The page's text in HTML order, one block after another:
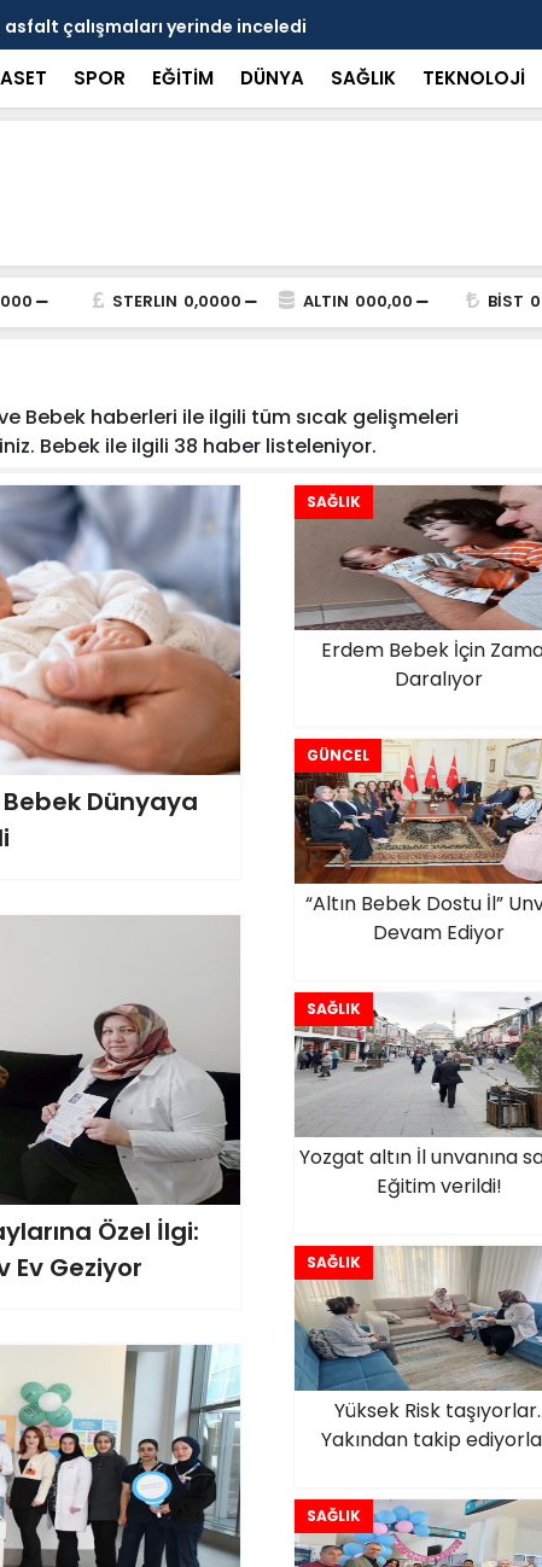
asfalt çalışmaları yerinde inceledi
SPOR EĞİTİM DÜNYA SAĞLIK TEKNOLOJİ
STERLIN 0,0000 ALTIN 000,00 BİST
Bebek haberleri ile ilgili tüm sıcak gelişmeleri
Bebek ile ilgili 38 haber listeleniyor.
Dünyaya
SAĞLIK
Erdem Bebek İçin
Daralıyor
GÜNCEL
“Altın Bebek Dostu İl”
Devam Ediyor
Özel İlgi:
Ev Geziyor
SAĞLIK
Yozgat altın İl unvanına
Eğitim verildi!
SAĞLIK
Yüksek Risk taşıyorlar..
Yakından takip
SAĞLIK